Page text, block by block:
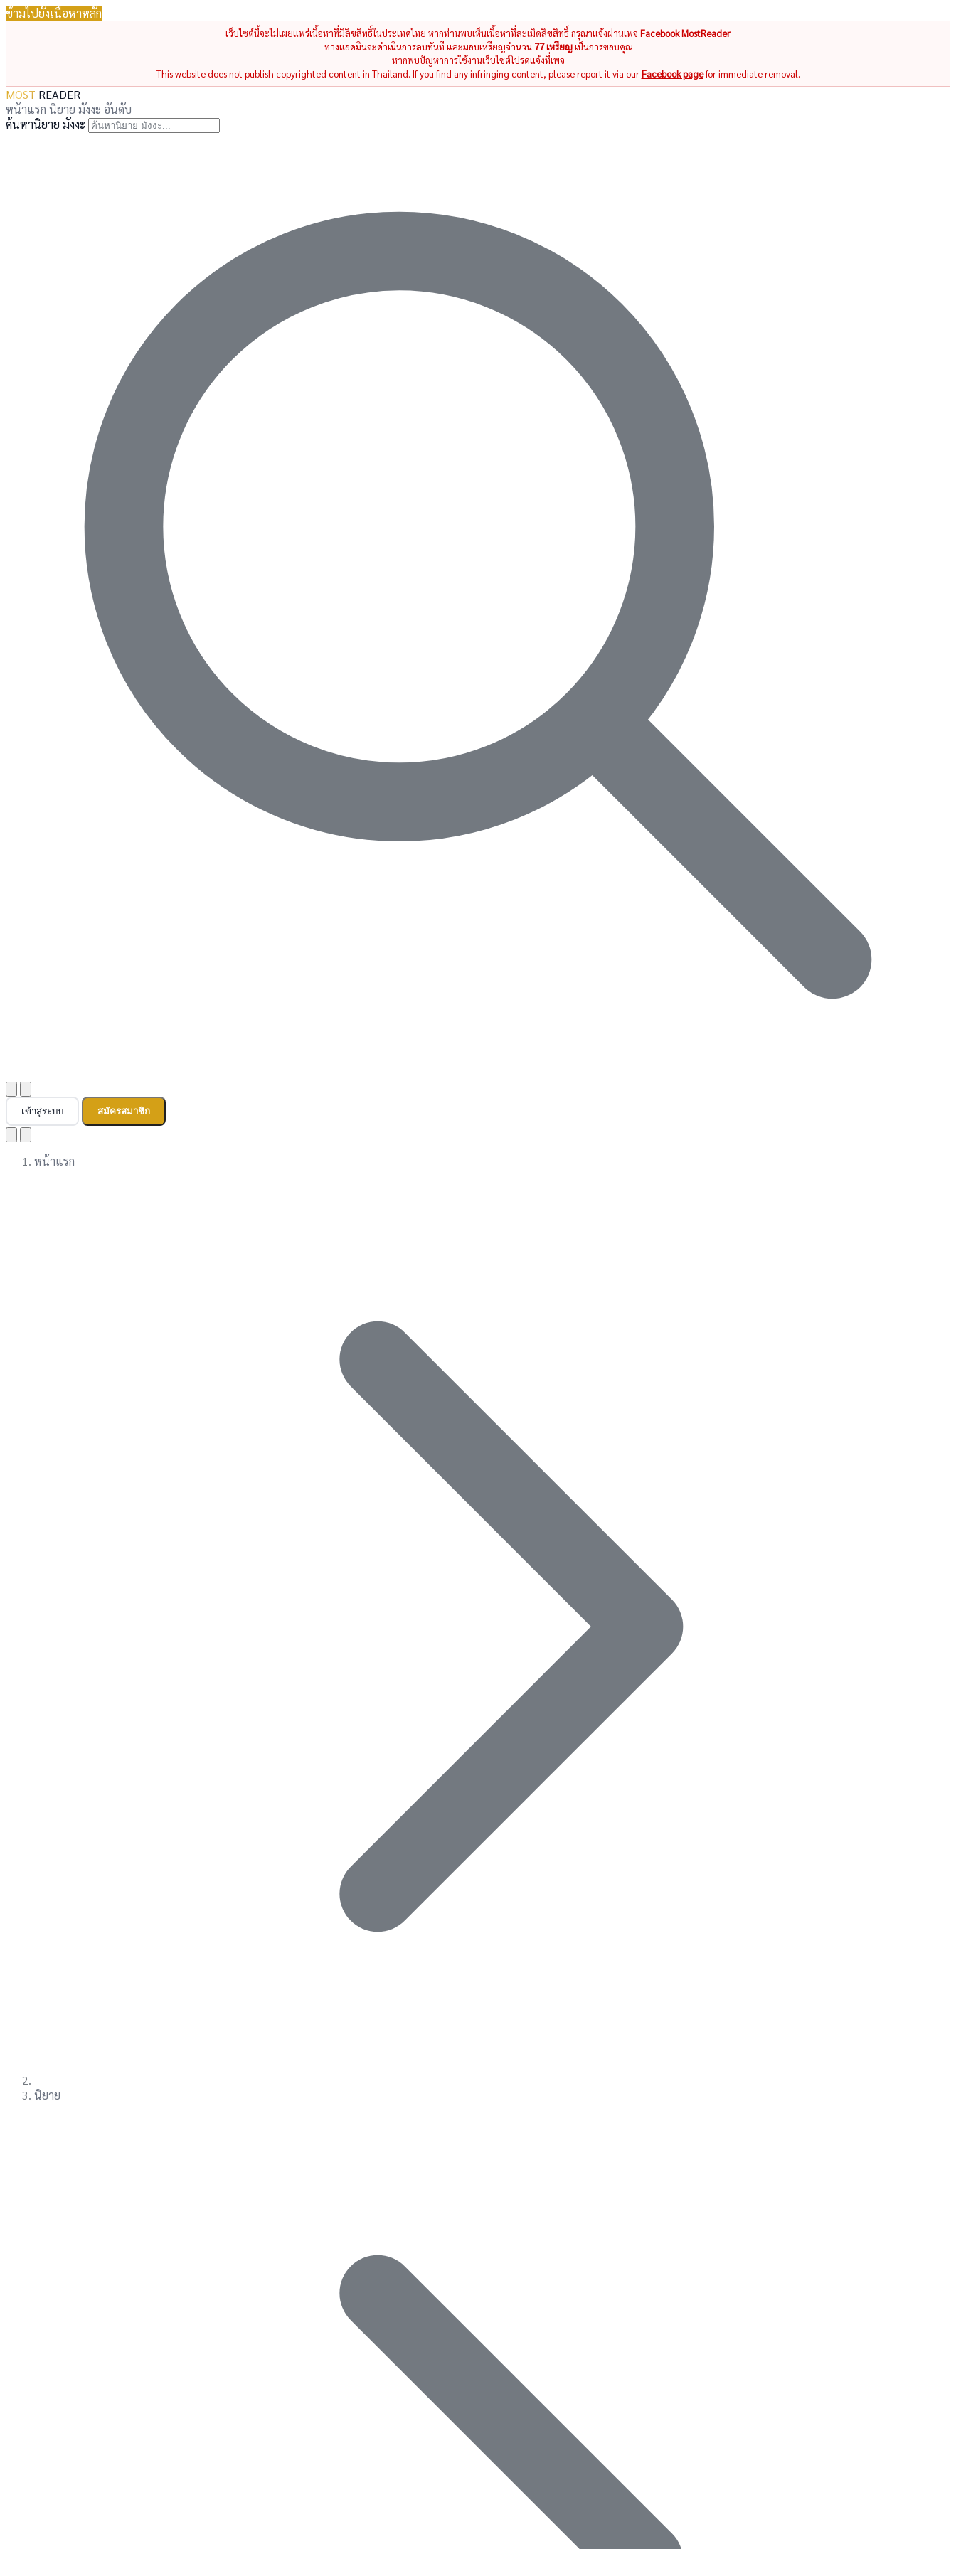
ข้ามไปยังเนื้อหาหลัก
เว็บไซต์นี้จะไม่เผยแพร่เนื้อหาที่มีลิขสิทธิ์ในประเทศไทย หากท่านพบเห็นเนื้อหาที่ละเมิดลิขสิทธิ์ กรุณาแจ้งผ่านเพจ Facebook MostReader
ทางแอดมินจะดำเนินการลบทันที และมอบเหรียญจำนวน 77 เหรียญเป็นการขอบคุณ
หากพบปัญหาการใช้งานเว็บไซต์โปรดแจ้งที่เพจ
This website does not publish copyrighted content in Thailand. If you find any infringing content, please report it via ourFacebook pagefor immediate removal.
MOST READER
หน้าแรก นิยาย มังงะ อันดับ
ค้นหานิยาย มังงะ
เข้าสู่ระบบ สมัครสมาชิก
หน้าแรก
นิยาย